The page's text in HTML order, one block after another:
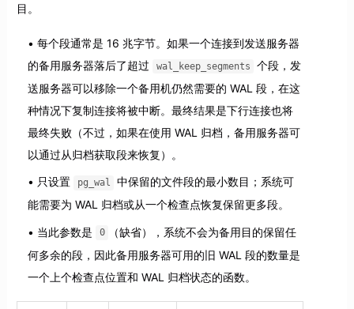
目。
每个段通常是 16 兆字节。如果一个连接到发送服务器
的备用服务器落后了超过
wal_keep_segments
个段，发
送服务器可以移除一个备用机仍然需要的 WAL 段，在这
种情况下复制连接将被中断。最终结果是下行连接也将
最终失败（不过，如果在使用 WAL 归档，备用服务器可
以通过从归档获取段来恢复）。
只设置 pg_wal
中保留的文件段的最小数目；系统可
能需要为 WAL 归档或从一个检查点恢复保留更多段。
当此参数是 0
（缺省），系统不会为备用目的保留任
何多余的段，因此备用服务器可用的旧 WAL 段的数量是
一个上个检查点位置和 WAL 归档状态的函数。